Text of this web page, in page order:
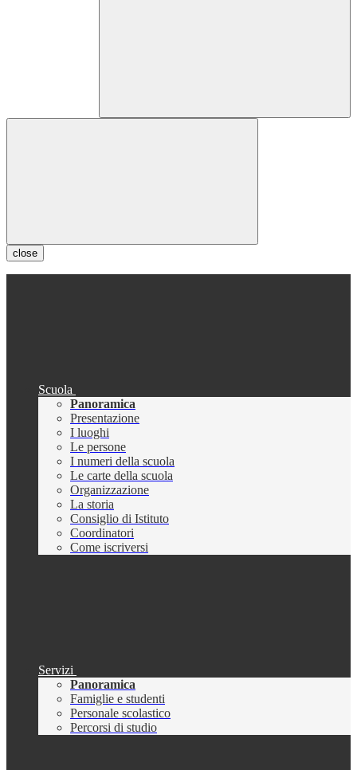
close
Scuola
Panoramica
Presentazione
I luoghi
Le persone
I numeri della scuola
Le carte della scuola
Organizzazione
La storia
Consiglio di Istituto
Coordinatori
Come iscriversi
Servizi
Panoramica
Famiglie e studenti
Personale scolastico
Percorsi di studio